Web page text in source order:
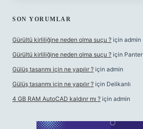
SON YORUMLAR
Gürültü kirliliğine neden olma suçu ? için admin
Gürültü kirliliğine neden olma suçu ? için Panter
Gülüş tasarımı için ne yapılır ? için admin
Gülüş tasarımı için ne yapılır ? için Delikanlı
4 GB RAM AutoCAD kaldırır mı ? için admin